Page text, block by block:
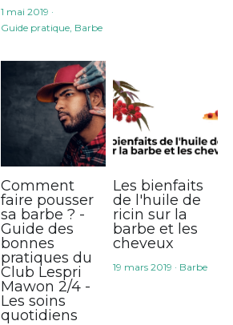
1 mai 2019 ·
Guide pratique, Barbe
Comment
faire pousser
sa barbe ? -
Guide des
bonnes
pratiques du
Club Lespri
Mawon 2/4 -
Les soins
quotidiens
Les bienfaits
de l'huile de
ricin sur la
barbe et les
cheveux
19 mars 2019 · Barbe